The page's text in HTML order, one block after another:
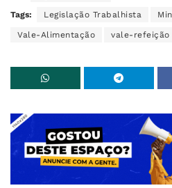
Tags: Legislação Trabalhista
Vale-Alimentação vale-refeição